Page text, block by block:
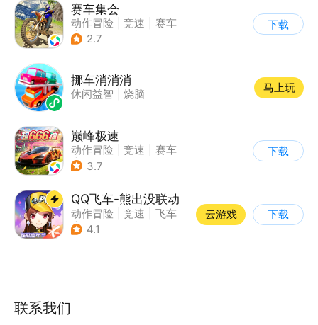
赛车集会
动作冒险 竞速
赛车
| 写实
2.7
下载
挪车消消消
休闲益智 烧脑
马上玩
巅峰极速
动作冒险 竞速
赛车
| 漂移
3.7
下载
QQ飞车-熊出没联动
动作冒险 竞速
飞车
| 漂移
4.1
云游戏 下载
联系我们